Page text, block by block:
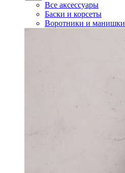
Все аксессуары
Баски и корсеты
Воротники и манишки